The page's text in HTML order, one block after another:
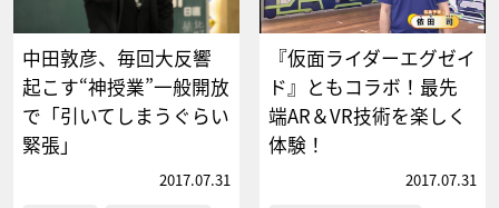
中田敦彦、毎回大反響
起こす“神授業”一般開放
で「引いてしまうぐらい
緊張」
2017.07.31
『仮面ライダーエグゼイ
ド』ともコラボ！最先
端AR＆VR技術を楽しく
体験！
2017.07.31